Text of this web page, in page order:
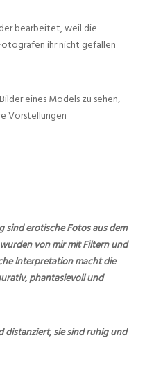
bearbeitet, weil die
ihr nicht gefallen
eines Models zu sehen,
Vorstellungen
sind erotische Fotos aus dem
von mir mit Filtern und
Interpretation macht die
phantasievoll und
distanziert, sie sind ruhig und